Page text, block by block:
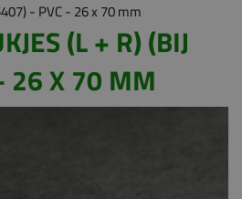
- PVC - 26 x 70 mm
(L + R) (BIJ
26 X 70 MM